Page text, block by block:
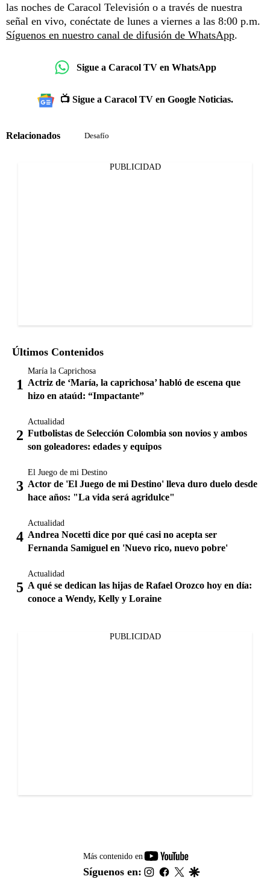
las noches de Caracol Televisión o a través de nuestra
señal en vivo, conéctate de lunes a viernes a las 8:00 p.m.
Síguenos en nuestro canal de difusión de WhatsApp.
Sigue a Caracol TV en WhatsApp
📺 Sigue a Caracol TV en Google Noticias.
Relacionados Desafío
PUBLICIDAD
Últimos Contenidos
María la Caprichosa
Actriz de ‘María, la caprichosa’ habló de escena que
hizo en ataúd: “Impactante”
Actualidad
Futbolistas de Selección Colombia son novios y ambos
son goleadores: edades y equipos
El Juego de mi Destino
Actor de 'El Juego de mi Destino' lleva duro duelo desde
hace años: "La vida será agridulce"
Actualidad
Andrea Nocetti dice por qué casi no acepta ser
Fernanda Samiguel en 'Nuevo rico, nuevo pobre'
Actualidad
A qué se dedican las hijas de Rafael Orozco hoy en día:
conoce a Wendy, Kelly y Loraine
PUBLICIDAD
Más contenido en
youtube-
footer
Síguenos en: instagram
facebook
twitter